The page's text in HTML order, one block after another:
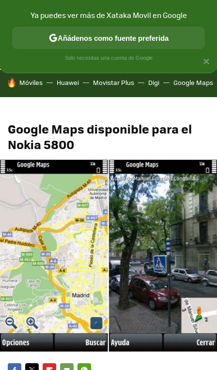
CONECTIVIDAD MÓVIL Y SOCIEDAD APLICACIONES
HOY SE HABLA DE
Móviles Huawei Movistar Plus Digi Google Maps
Google Maps disponible para el
Nokia 5800
×
Ya puedes ver más de Xataka Movil en Google
Añádenos como fuente preferida
Solo necesitas una cuenta de Google